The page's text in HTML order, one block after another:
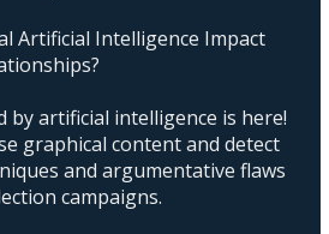
Artificial Intelligence Impact
by artificial intelligence is here!
graphical content and detect
and argumentative flaws
campaigns.